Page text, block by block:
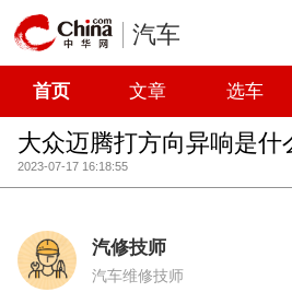
汽车
首页 文章 选车
大众迈腾打方向异响是什
2023-07-17 16:18:55
汽修技师
汽车维修技师